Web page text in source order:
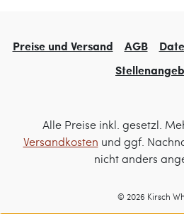
Preise und Versand AGB
Alle Preise inkl. gesetzl.
Versandkosten und ggf.
nicht anders
© 2026 Kirsch